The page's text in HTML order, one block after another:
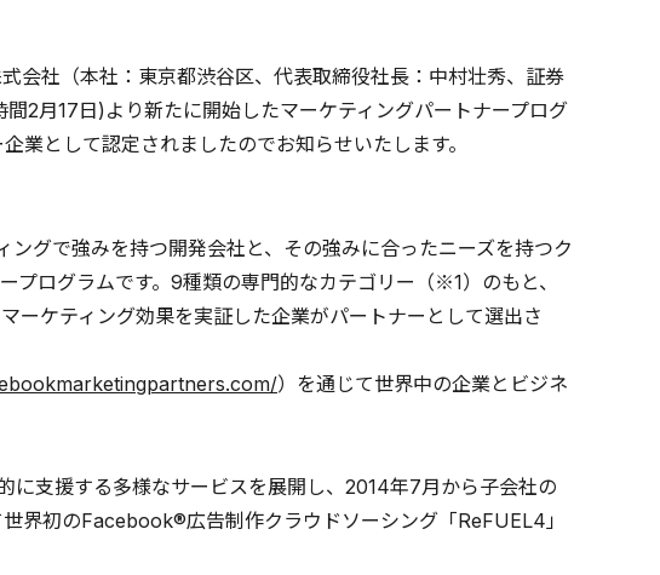
会社（本社：東京都渋谷区、代表取締役社長：中村壮秀、証券
2月17日)より新たに開始したマーケティングパートナープログ
として認定されましたのでお知らせいたします。
グで強みを持つ開発会社と、その強みに合ったニーズを持つク
ログラムです。9種類の専門的なカテゴリー（※1）のもと、
ーケティング効果を実証した企業がパートナーとして選出さ
）を通じて世界中の企業とビジネ
支援する多様なサービスを展開し、2014年7月から子会社の
界初のFacebook®広告制作クラウドソーシング「ReFUEL4」